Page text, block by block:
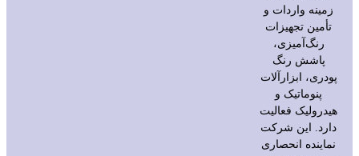
زمینه واردات و
تأمین تجهیزات
رنگ‌آمیزی،
پاشش رنگ
پودری، ابزارآلات
پنوماتیک و
هیدرولیک فعالیت
دارد. این شرکت
نماینده انحصاری